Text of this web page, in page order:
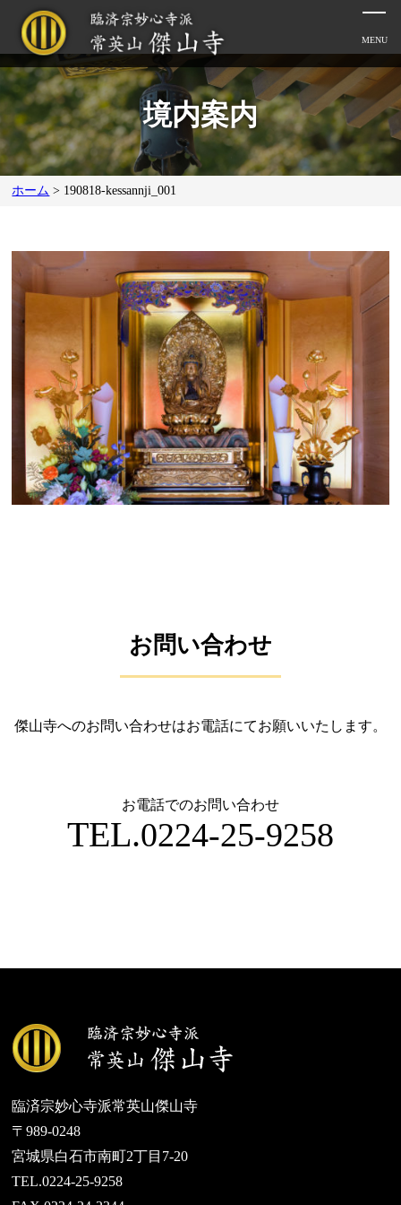
境内案内
ホーム > 190818-kessannji_001
お問い合わせ
傑山寺へのお問い合わせはお電話にてお願いいたします。
お電話でのお問い合わせ
TEL.0224-25-9258
臨済宗妙心寺派常英山傑山寺
〒989-0248
宮城県白石市南町2丁目7-20
TEL.0224-25-9258